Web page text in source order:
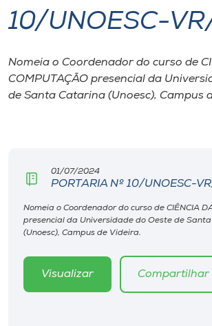
I.nova
Diplomados
Editora
Rádio
10/UNOESC-
Nomeia o Coordenador do curso de
COMPUTAÇÃO presencial da
de Santa Catarina (Unoesc), Campus
01/07/2024
PORTARIA Nº 10/UNOESC-
Nomeia o Coordenador do curso de CIÊNCIA
presencial da Universidade do Oeste de
(Unoesc), Campus de Videira.
Visualizar Compartilhar